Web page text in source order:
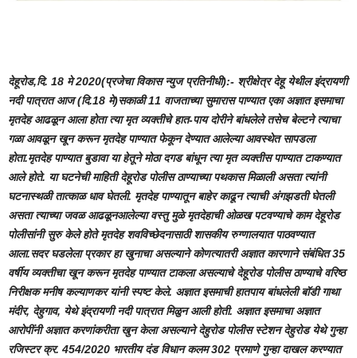
देहूरोड,दि. 18 मे 2020(प्रजेचा विकास न्युज प्रतिनीधी):- श्रीक्षेत्र देहू येथील इंद्रायणी
नदी पात्रात आज (दि.18 मे)सकाळी 11 वाजताच्या सुमारास पाण्यात एका अज्ञात इसमाचा
मृतदेह आढळून आला होता त्या मृत व्यक्तीचे हात-पाय दोरीने बांधलेले तसेच बेल्टने त्याचा
गळा आवळून खून करून मृतदेह पाण्यात फेकून देण्यात आलेल्या आवस्थेत सापडला
होता.मृतदेह पाण्यात बुडावा या हेतूने मोठा दगड बांधून त्या मृत व्यक्तीस पाण्यात टाकण्यात
आले होते. या घटनेची माहिती देहूरोड पोलीस ठाण्याच्या पथकास मिळाली असता त्यांनी
घटनास्थळी तात्काळ धाव घेतली. मृतदेह पाण्यातून बाहेर काढून त्याची अंगझडती घेतली
असता त्याच्या जवळ आढळूनआलेल्या वस्तु मुळे मृतदेहाची ओळख पटवण्याचे काम देहूरोड
पोलीसांनी सुरु केले होते मृतदेह शवविच्छेदनासाठी शासकीय रुग्णालयात पाठवण्यात
आला.सदर घडलेला प्रकार हा खुनाचा असल्याने कोणत्यातरी अज्ञात कारणाने संबंधित 35
वर्षीय व्यक्तीचा खून करून मृतदेह पाण्यात टाकला असल्याचे देहूरोड पोलीस ठाण्याचे वरिष्ठ
निरीक्षक मनीष कल्याणकर यांनी स्पष्ट केले. अज्ञात इसमाची हातपाय बांधलेली बॉडी गाथा
मंदीर, देहुगाव, येथे इंद्रायणी नदी पात्रात मिळुन आली होती. अज्ञात इसमाचा अज्ञात
आरोपींनी अज्ञात करणांकरीता खुन केला असल्याने देहुरोड पोलीस स्टेशन देहुरोड येथे गुन्हा
रजिस्टर क्र. 454/2020 भारतीय दंड विधान कलम 302 प्रमाणे गुन्हा दाखल करण्यात